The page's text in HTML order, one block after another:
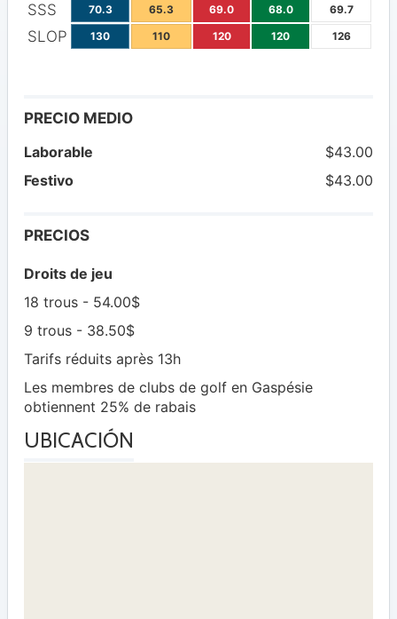
SSS 70.3 65.3 69.0 68.0 69.7
SLOP 130 110 120 120 126
PRECIO MEDIO
Laborable
$43.00
Festivo
$43.00
PRECIOS
Droits de jeu
18 trous - 54.00$
9 trous - 38.50$
Tarifs réduits après 13h
Les membres de clubs de golf en Gaspésie
obtiennent 25% de rabais
UBICACIÓN